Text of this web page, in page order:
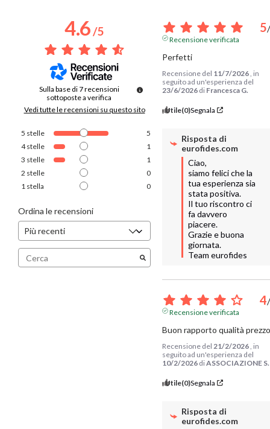
4.6/5
Sulla base di 7recensioni
sottoposte a verifica
Vedi tutte le recensioni su questo sito
5 stelle
5
4stelle
1
3 stelle
1
2 stelle
0
1 stella 0
Ordina le recensioni
5/
Recensione verificata
Perfetti
Recensione del 11/7/2026 , in
seguito ad un'esperienza del
23/6/2026 di Francesca G.
Utile(0)Segnala
Risposta di
eurofides.com
Ciao,
siamo felici che la
tua esperienza sia
stata positiva.
Il tuo riscontro ci
fa davvero
piacere.
Grazie e buona
giornata.
Team eurofides
4/
Recensione verificata
Buon rapporto qualità prezzo
Recensione del 21/2/2026 , in
seguito ad un'esperienza del
10/2/2026 diASSOCIAZIONE S.
Utile(0)Segnala
Risposta di
eurofides.com